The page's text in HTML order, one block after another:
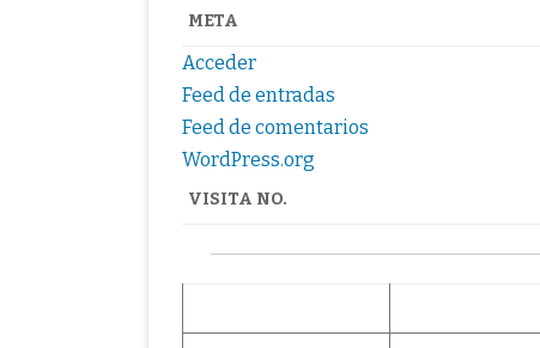
META
Acceder
Feed de entradas
Feed de comentarios
WordPress.org
VISITA NO.